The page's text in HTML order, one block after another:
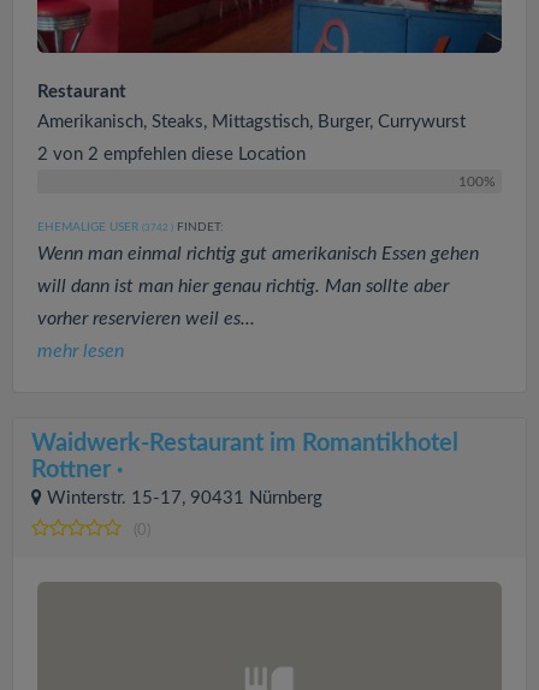
Restaurant
Amerikanisch, Steaks, Mittagstisch, Burger, Currywurst
2 von 2 empfehlen diese Location
100%
EHEMALIGE USER (3742 ) FINDET:
Wenn man einmal richtig gut amerikanisch Essen gehen
will dann ist man hier genau richtig. Man sollte aber
vorher reservieren weil es...
mehr lesen
Waidwerk-Restaurant im Romantikhotel
Rottner ·
Winterstr. 15-17, 90431 Nürnberg
(0)